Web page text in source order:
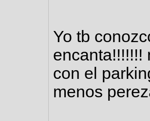
Yo tb
encanta!!!!!!!
con el
menos